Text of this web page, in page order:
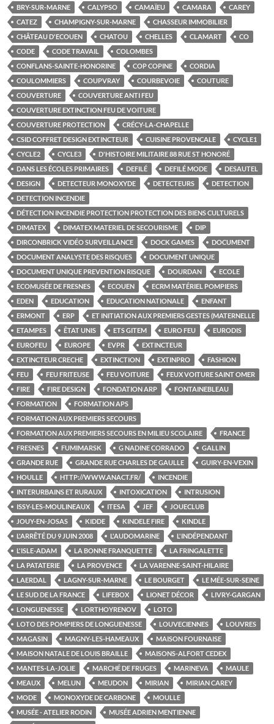
BRY-SUR-MARNE
CALYPSO CAMAÏEU CAMARA
CAREY
CATEZ
CHAMPIGNY-SUR-MARNE
CHASSEUR IMMOBILIER
CHÂTEAU D'ECOUEN
CHATOU CHELLES CLAMART
CO
CODE
CODE TRAVAIL
COLOMBES
CONFLANS-SAINTE-HONORINE
COP COPINE
CORDIA
COULOMMIERS
COUPVRAY COURBEVOIE
COUTURE
COUVERTURE
COUVERTURE ANTI FEU
COUVERTURE EXTINCTION FEU DE VOITURE
COUVERTURE PROTECTION
CRÉCY-LA-CHAPELLE
CSID COFFRET DESIGN EXTINCTEUR
CUISINE PROVENCALE
CYCLE1
CYCLE2
CYCLE3
D'HISTOIRE MILITAIRE 88 RUE ST HONORÉ
DANS LES ÉCOLES PRIMAIRES
DEFILÉ DEFILÉ MODE
DESAUTEL
DESIGN
DETECTEUR MONOXYDE DETECTEURS
DETECTION
DETECTION INCENDIE
DÉTECTION INCENDIE PROTECTION PROTECTION DES BIENS CULTURELS
DIMATEX
DIMATEX MATERIEL DE SECOURISME
DIP
DIRCONBRICK VIDÉO SURVEILLANCE
DOCK GAMES
DOCUMENT
DOCUMENT ANALYSTE DES RISQUES
DOCUMENT UNIQUE
DOCUMENT UNIQUE PREVENTION RISQUE
DOURDAN
ECOLE
ECOMUSÉE DE FRESNES
ECOUEN
ECRM MATÉRIEL POMPIERS
EDEN
EDUCATION EDUCATION NATIONALE
ENFANT
ERMONT
ERP
ET INITIATION AUX PREMIERS GESTES (MATERNELLE
ETAMPES
ÊTAT UNIS ETS GITEM EURO FEU
EURODIS
EUROFEU
EUROPE EVPR
EXTINCTEUR
EXTINCTEUR CRECHE
EXTINCTION EXTINPRO
FASHION
FEU
FEU FRITEUSE FEU VOITURE
FEUX VOITURE SAINT OMER
FIRE
FIRE DESIGN FONDATION ARP
FONTAINEBLEAU
FORMATION
FORMATION APS
FORMATION AUX PREMIERS SECOURS
FORMATION AUX PREMIERS SECOURS EN MILIEU SCOLAIRE
FRANCE
FRESNES
FUMIMARSK G NADINE CORRADO
GALLIN
GRANDE RUE
GRANDE RUE CHARLES DE GAULLE
GUIRY-EN-VEXIN
HOULLE
HTTP://WWW.ANACT.FR/
INCENDIE
INTERURBAINS ET RURAUX
INTOXICATION
INTRUSION
ISSY-LES-MOULINEAUX
ITESA JEF
JOUECLUB
JOUY-EN-JOSAS
KIDDE KINDELE FIRE
KINDLE
L'ARRÊTÉ DU 9 JUIN 2008
L'AUDOMARINE
L'INDÉPENDANT
L'ISLE-ADAM
LA BONNE FRANQUETTE
LA FRINGALETTE
LA PATATERIE
LA PROVENCE
LA VARENNE-SAINT-HILAIRE
LAERDAL
LAGNY-SUR-MARNE LE BOURGET
LE MÉE-SUR-SEINE
LE SUD DE LA FRANCE
LIFEBOX LIONET DÉCOR
LIVRY-GARGAN
LONGUENESSE
LORTHOYRENOV
LOTO
LOTO DES POMPIERS DE LONGUENESSE
LOUVECIENNES
LOUVRES
MAGASIN
MAGNY-LES-HAMEAUX
MAISON FOURNAISE
MAISON NATALE DE LOUIS BRAILLE
MAISONS-ALFORT CEDEX
MANTES-LA-JOLIE
MARCHÉ DE FRUGES MARINEVA
MAULE
MEAUX
MELUN MEUDON MIRIAN
MIRIAN CAREY
MODE
MONOXYDE DE CARBONE
MOULLE
MUSÉE - ATELIER RODIN
MUSÉE ADRIEN MENTIENNE